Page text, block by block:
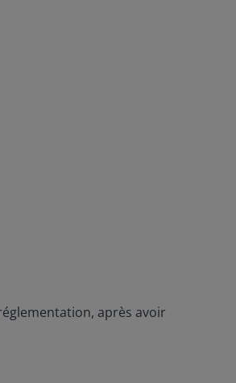
après avoir